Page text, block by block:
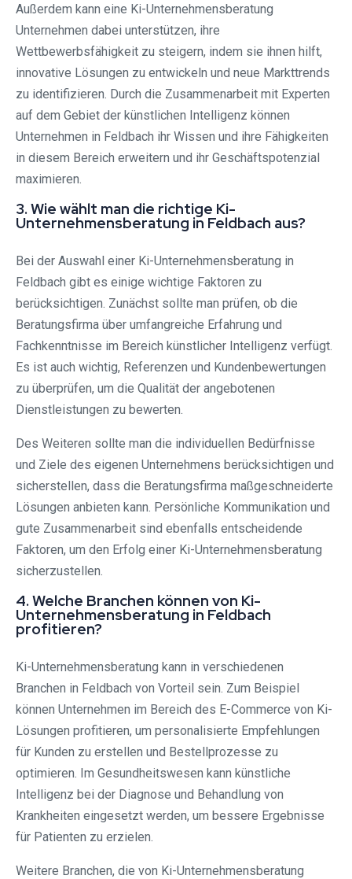
Außerdem kann eine Ki-Unternehmensberatung
Unternehmen dabei unterstützen, ihre
Wettbewerbsfähigkeit zu steigern, indem sie ihnen hilft,
innovative Lösungen zu entwickeln und neue Markttrends
zu identifizieren. Durch die Zusammenarbeit mit Experten
auf dem Gebiet der künstlichen Intelligenz können
Unternehmen in Feldbach ihr Wissen und ihre Fähigkeiten
in diesem Bereich erweitern und ihr Geschäftspotenzial
maximieren.
3. Wie wählt man die richtige Ki-
Unternehmensberatung in Feldbach aus?
Bei der Auswahl einer Ki-Unternehmensberatung in
Feldbach gibt es einige wichtige Faktoren zu
berücksichtigen. Zunächst sollte man prüfen, ob die
Beratungsfirma über umfangreiche Erfahrung und
Fachkenntnisse im Bereich künstlicher Intelligenz verfügt.
Es ist auch wichtig, Referenzen und Kundenbewertungen
zu überprüfen, um die Qualität der angebotenen
Dienstleistungen zu bewerten.
Des Weiteren sollte man die individuellen Bedürfnisse
und Ziele des eigenen Unternehmens berücksichtigen und
sicherstellen, dass die Beratungsfirma maßgeschneiderte
Lösungen anbieten kann. Persönliche Kommunikation und
gute Zusammenarbeit sind ebenfalls entscheidende
Faktoren, um den Erfolg einer Ki-Unternehmensberatung
sicherzustellen.
4. Welche Branchen können von Ki-
Unternehmensberatung in Feldbach
profitieren?
Ki-Unternehmensberatung kann in verschiedenen
Branchen in Feldbach von Vorteil sein. Zum Beispiel
können Unternehmen im Bereich des E-Commerce von Ki-
Lösungen profitieren, um personalisierte Empfehlungen
für Kunden zu erstellen und Bestellprozesse zu
optimieren. Im Gesundheitswesen kann künstliche
Intelligenz bei der Diagnose und Behandlung von
Krankheiten eingesetzt werden, um bessere Ergebnisse
für Patienten zu erzielen.
Weitere Branchen, die von Ki-Unternehmensberatung